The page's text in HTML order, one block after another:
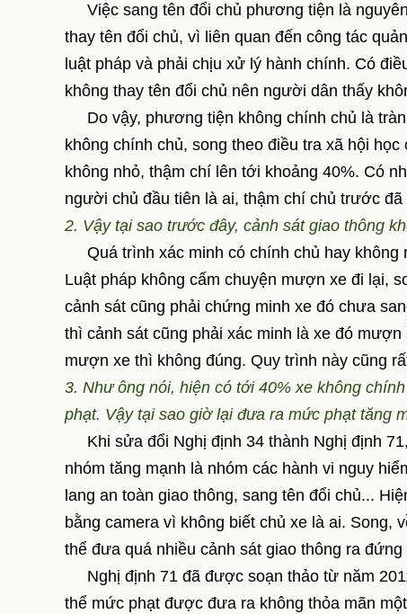
Việc sang tên đổi chủ phương tiện là
thay tên đổi chủ, vì liên quan đến công tác
luật pháp và phải chịu xử lý hành chính. Có
không thay tên đổi chủ nên người dân thấy
Do vậy, phương tiện không chính chủ là
không chính chủ, song theo điều tra xã hội
không nhỏ, thậm chí lên tới khoảng 40%. Có
người chủ đầu tiên là ai, thậm chí chủ trước
2. Vậy tại sao trước đây, cảnh sát giao thông
Quá trình xác minh có chính chủ hay không
Luật pháp không cấm chuyện mượn xe đi lại,
cảnh sát cũng phải chứng minh xe đó chưa
thì cảnh sát cũng phải xác minh là xe đó
mượn xe thì không đúng. Quy trình này cũng
3. Như ông nói, hiện có tới 40% xe không
phạt. Vậy tại sao giờ lại đưa ra mức phạt tăng
Khi sửa đổi Nghị định 34 thành Nghị định
nhóm tăng mạnh là nhóm các hành vi nguy
lang an toàn giao thông, sang tên đổi chủ...
bằng camera vì không biết chủ xe là ai. Song,
thể đưa quá nhiều cảnh sát giao thông ra
Nghị định 71 đã được soạn thảo từ năm
thể mức phạt được đưa ra không thỏa mãn